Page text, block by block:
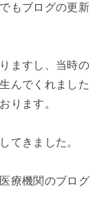
もブログの更新
ますし、当時の
んでくれました
ります。
てきました。
療機関のブログ